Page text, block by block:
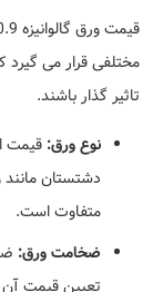
مختلفی قرار می گیرد
تاثیر گذار باشند.
نوع ورق:
دشتستان
متفاوت است.
ضخامت ورق:
تعیین قیمت